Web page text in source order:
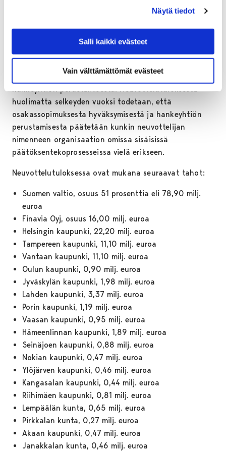
Näytä tiedot
Salli kaikki evästeet
Vain välttämättömät evästeet
Suomi-radan suunnittelukustannuksiksi on arvioitu
150 miljoonaa euroa.
Neuvottelumuistion allekirjoittamisella osapuolten
neuvottelutuloksen osakassopimuksen sisällöstä ja
hankeyhtiön perustamisesta. Neuvottelutuloksesta
huolimatta selkeyden vuoksi todetaan, että
osakassopimuksesta hyväksymisestä ja hankeyhtiön
perustamisesta päätetään kunkin neuvottelijan
nimenneen organisaation omissa sisäisissä
päätöksentekoprosesseissa vielä erikseen.
Neuvottelutuloksessa ovat mukana seuraavat tahot:
Suomen valtio, osuus 51 prosenttia eli 78,90 milj.
euroa
Finavia Oyj, osuus 16,00 milj. euroa
Helsingin kaupunki, 22,20 milj. euroa
Tampereen kaupunki, 11,10 milj. euroa
Vantaan kaupunki, 11,10 milj. euroa
Oulun kaupunki, 0,90 milj. euroa
Jyväskylän kaupunki, 1,98 milj. euroa
Lahden kaupunki, 3,37 milj. euroa
Porin kaupunki, 1,19 milj. euroa
Vaasan kaupunki, 0,95 milj. euroa
Hämeenlinnan kaupunki, 1,89 milj. euroa
Seinäjoen kaupunki, 0,88 milj. euroa
Nokian kaupunki, 0,47 milj. euroa
Ylöjärven kaupunki, 0,46 milj. euroa
Kangasalan kaupunki, 0,44 milj. euroa
Riihimäen kaupunki, 0,81 milj. euroa
Lempäälän kunta, 0,65 milj. euroa
Pirkkalan kunta, 0,27 milj. euroa
Akaan kaupunki, 0,47 milj. euroa
Janakkalan kunta, 0,46 milj. euroa